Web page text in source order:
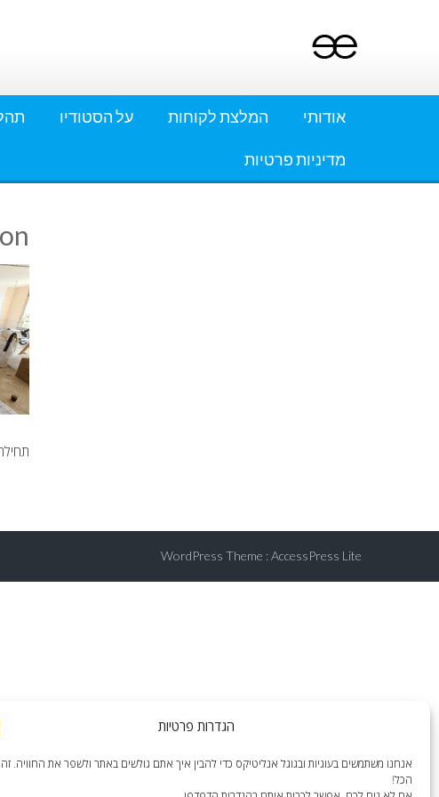
הגדרות פרטיות
אנחנו משתמשים בעוגיות ובגוגל אנליטיקס כדי להבין איך אתם גולשים באתר ולשפר את החוויה. זה
הכל!
אודותי המלצת לקוחות על הסטודיו
מדיניות פרטיות
WordPress Theme :AccessPress Lite